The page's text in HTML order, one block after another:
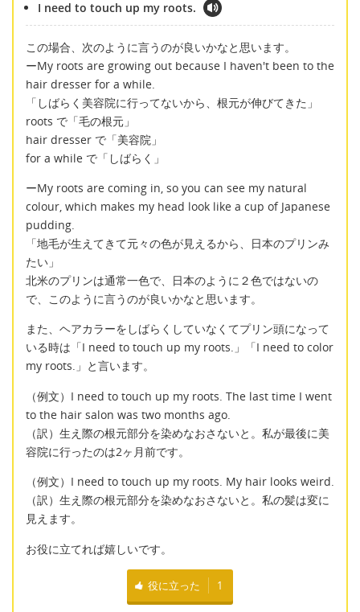
I need to touch up my roots.
この場合、次のように言うのが良いかなと思います。
ーMy roots are growing out because I haven't been to the
hair dresser for a while.
「しばらく美容院に行ってないから、根元が伸びてきた」
roots で「毛の根元」
hair dresser で「美容院」
for a while で「しばらく」
ーMy roots are coming in, so you can see my natural
colour, which makes my head look like a cup of Japanese
pudding.
「地毛が生えてきて元々の色が見えるから、日本のプリンみ
たい」
北米のプリンは通常一色で、日本のように２色ではないの
で、このように言うのが良いかなと思います。
また、ヘアカラーをしばらくしていなくてプリン頭になって
いる時は「I need to touch up my roots.」「I need to color
my roots.」と言います。
（例文）I need to touch up my roots. The last time I went
to the hair salon was two months ago.
（訳）生え際の根元部分を染めなおさないと。私が最後に美
容院に行ったのは2ヶ月前です。
（例文）I need to touch up my roots. My hair looks weird.
（訳）生え際の根元部分を染めなおさないと。私の髪は変に
見えます。
お役に立てれば嬉しいです。
役に立った 1